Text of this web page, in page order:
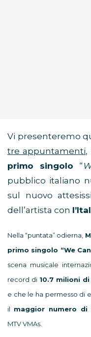
Vi presenteremo
tre appuntamenti,
primo singolo “
pubblico italiano
sul nuovo
dell’artista con
Nella “puntata” odierna,
primo singolo “We
scena musicale
record di10.7 milioni di
e che le ha permesso di
il maggior numero di
MTV VMAs.